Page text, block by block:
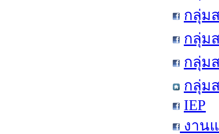
กลุ่ม
กลุ่ม
กลุ่ม
กลุ่ม
IEP
งาน